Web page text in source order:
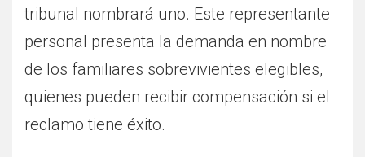
tribunal nombrará uno. Este representante
personal presenta la demanda en nombre
de los familiares sobrevivientes elegibles,
quienes pueden recibir compensación si el
reclamo tiene éxito.